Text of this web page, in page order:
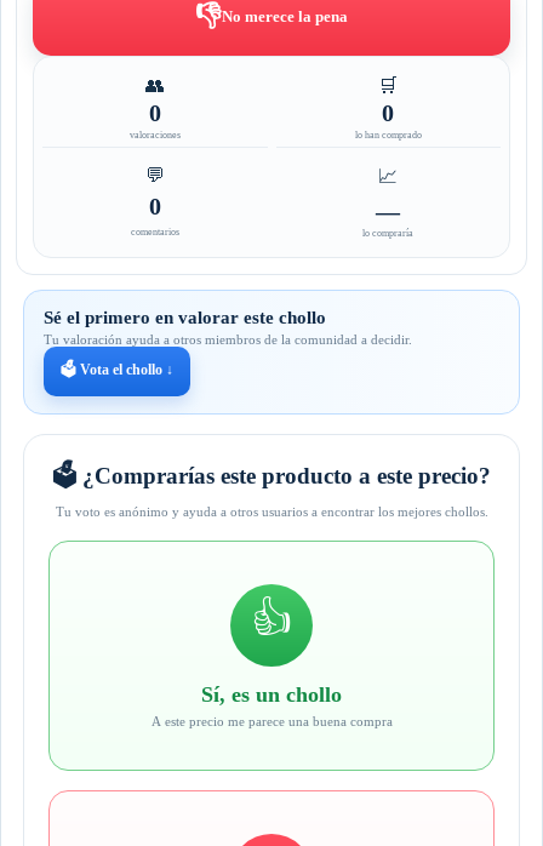
👎No merece la pena
👥
0
valoraciones
🛒
0
lo han comprado
💬
0
comentarios
📈
—
lo compraría
Sé el primero en valorar este chollo
Tu valoración ayuda a otros miembros de la comunidad a decidir.
🗳️ Vota el chollo ↓
🗳️ ¿Comprarías este producto a este precio?
Tu voto es anónimo y ayuda a otros usuarios a encontrar los mejores chollos.
👍
Sí, es un chollo
A este precio me parece una buena compra